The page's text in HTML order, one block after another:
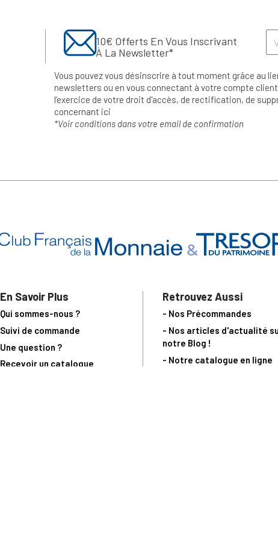
10€ Offerts En Vous Inscrivant
À La Newsletter*
Vous pouvez vous désinscrire à tout moment grâce au
newsletters ou en vous connectant à votre compte
l’exercice de votre droit d'accès, de rectification, de
concernant ici
*Voir conditions dans votre email de confirmation
En Savoir Plus
Qui sommes-nous ?
Suivi de commande
Une question ?
Recevoir un catalogue
Retrouvez Aussi
- Nos Précommandes
- Nos articles d'actualité
notre Blog !
- Notre catalogue en ligne